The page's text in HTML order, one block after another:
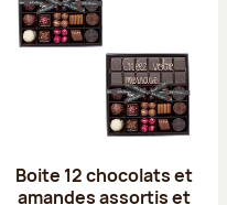
Boite 12 chocolats et
amandes assortis et